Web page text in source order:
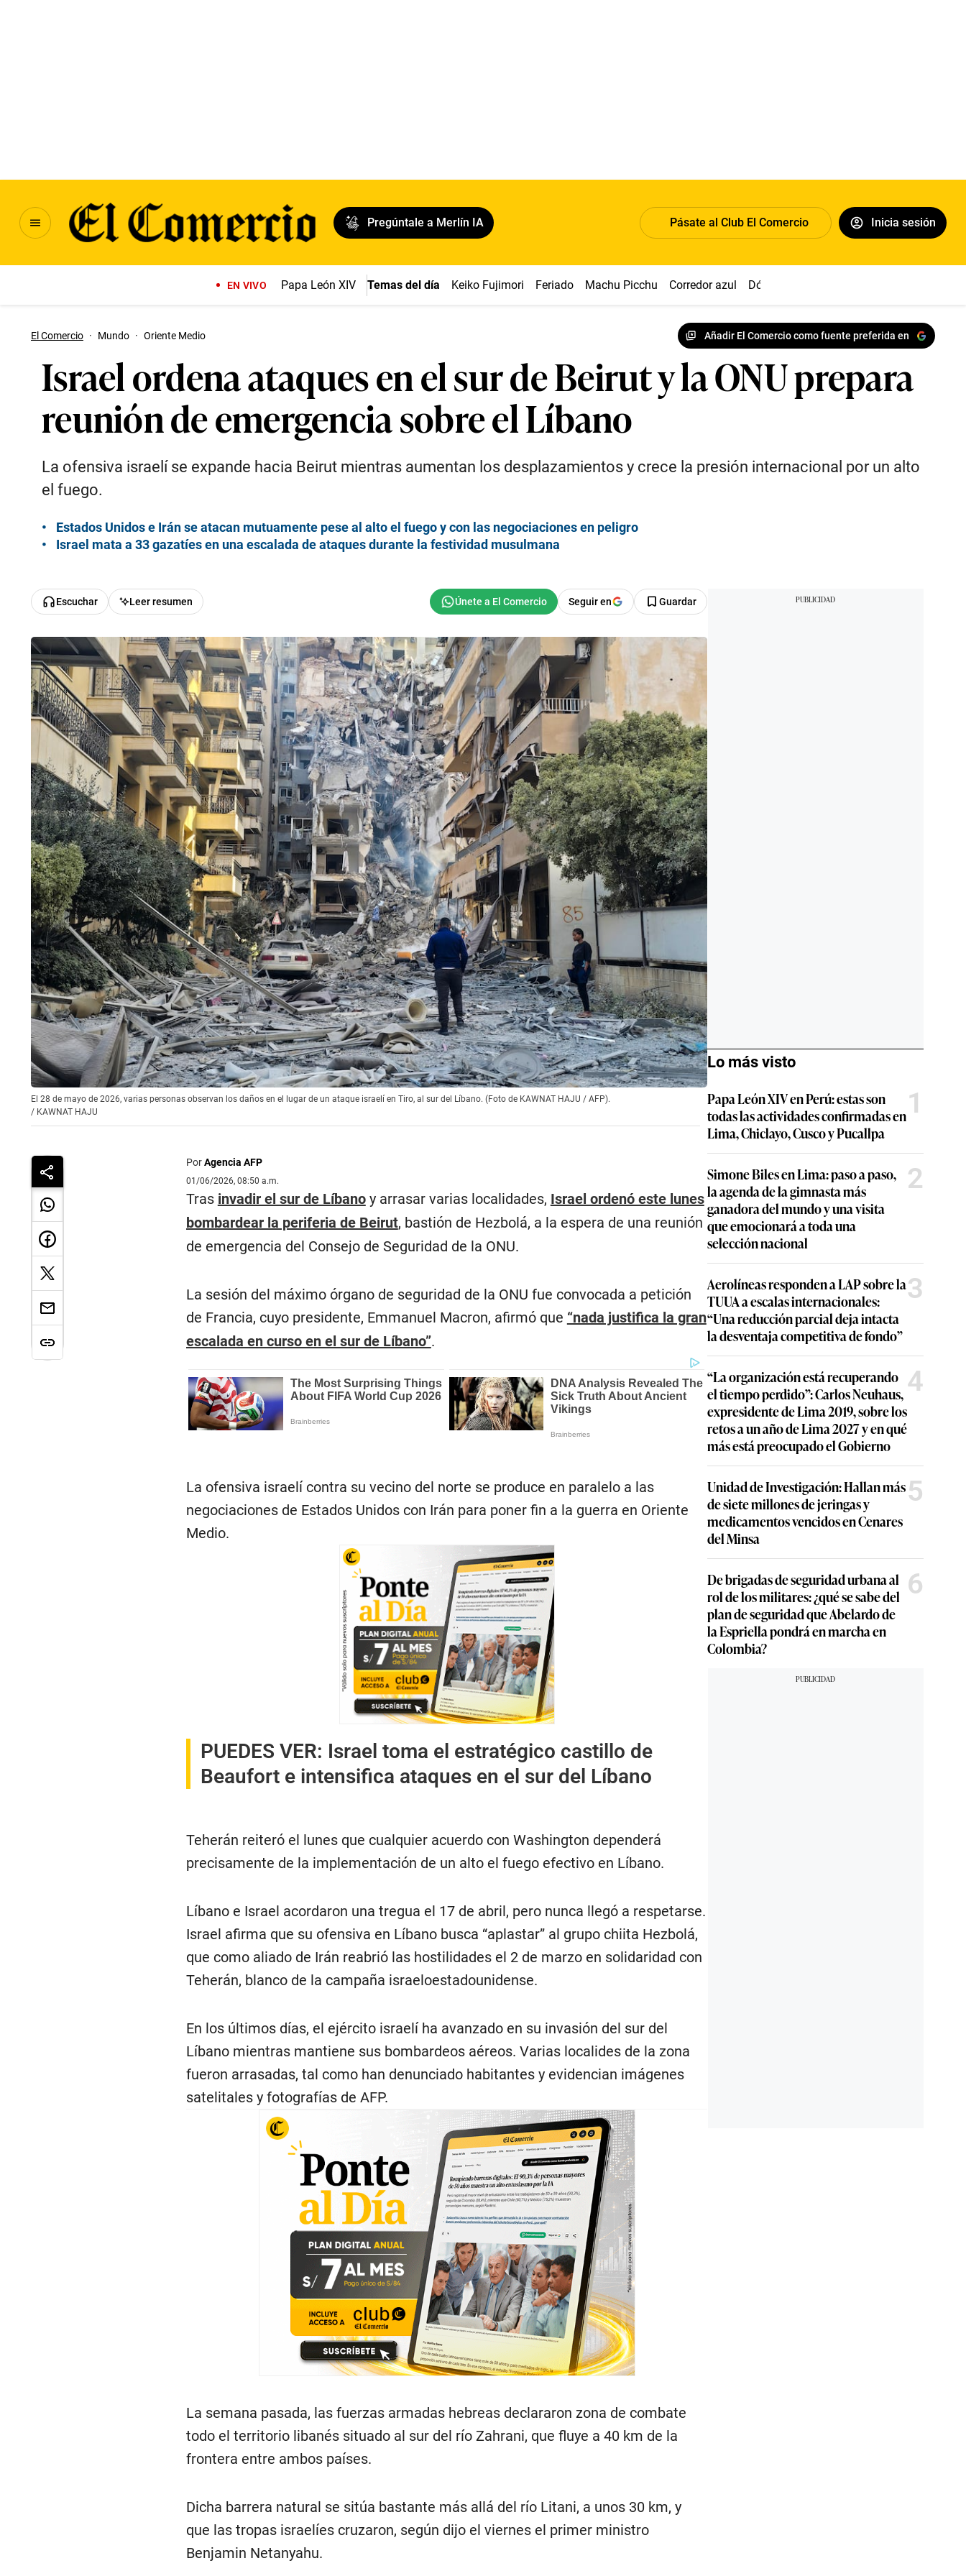
Pregúntale a Merlín IA Pásate al Club El Comercio Inicia sesión
EN VIVO Papa León XIV Temas del día Keiko Fujimori Feriado Machu Picchu Corredor azul Dólar
El Comercio · Mundo · Oriente Medio Añadir El Comercio como fuente preferida en
Israel ordena ataques en el sur de Beirut y la ONU prepara
reunión de emergencia sobre el Líbano
La ofensiva israelí se expande hacia Beirut mientras aumentan los desplazamientos y crece la presión internacional por un alto
el fuego.
Estados Unidos e Irán se atacan mutuamente pese al alto el fuego y con las negociaciones en peligro
Israel mata a 33 gazatíes en una escalada de ataques durante la festividad musulmana
Escuchar Leer resumen Seguir en Guardar
El 28 de mayo de 2026, varias personas observan los daños en el lugar de un ataque israelí en Tiro, al sur del Líbano. (Foto de KAWNAT HAJU / AFP).
/ KAWNAT HAJU
PorAgencia AFP
01/06/2026, 08:50 a.m.
Tras invadir el sur de Líbanoy arrasar varias localidades, Israel ordenó este lunes
bombardear la periferia de Beirut, bastión de Hezbolá, a la espera de una reunión
de emergencia del Consejo de Seguridad de la ONU.
La sesión del máximo órgano de seguridad de la ONU fue convocada a petición
de Francia, cuyo presidente, Emmanuel Macron, afirmó que “nada justifica la gran
escalada en curso en el sur de Líbano”.
La ofensiva israelí contra su vecino del norte se produce en paralelo a las
negociaciones de Estados Unidos con Irán para poner fin a la guerra en Oriente
Medio.
PUEDES VER: Israel toma el estratégico castillo de
Beaufort e intensifica ataques en el sur del Líbano
Teherán reiteró el lunes que cualquier acuerdo con Washington dependerá
precisamente de la implementación de un alto el fuego efectivo en Líbano.
Líbano e Israel acordaron una tregua el 17 de abril, pero nunca llegó a respetarse.
Israel afirma que su ofensiva en Líbano busca “aplastar” al grupo chiita Hezbolá,
que como aliado de Irán reabrió las hostilidades el 2 de marzo en solidaridad con
Teherán, blanco de la campaña israeloestadounidense.
En los últimos días, el ejército israelí ha avanzado en su invasión del sur del
Líbano mientras mantiene sus bombardeos aéreos. Varias localides de la zona
fueron arrasadas, tal como han denunciado habitantes y evidencian imágenes
satelitales y fotografías de AFP.
La semana pasada, las fuerzas armadas hebreas declararon zona de combate
todo el territorio libanés situado al sur del río Zahrani, que fluye a 40 km de la
frontera entre ambos países.
Dicha barrera natural se sitúa bastante más allá del río Litani, a unos 30 km, y
que las tropas israelíes cruzaron, según dijo el viernes el primer ministro
Benjamin Netanyahu.
Lo más visto
Papa León XIV en Perú: estas son
todas las actividades confirmadas en
Lima, Chiclayo, Cusco y Pucallpa
1
Simone Biles en Lima: paso a paso,
la agenda de la gimnasta más
ganadora del mundo y una visita
que emocionará a toda una
selección nacional
2
Aerolíneas responden a LAP sobre la
TUUA a escalas internacionales:
“Una reducción parcial deja intacta
la desventaja competitiva de fondo”
3
“La organización está recuperando
el tiempo perdido”: Carlos Neuhaus,
expresidente de Lima 2019, sobre los
retos a un año de Lima 2027 y en qué
más está preocupado el Gobierno
4
Unidad de Investigación: Hallan más
de siete millones de jeringas y
medicamentos vencidos en Cenares
del Minsa
5
De brigadas de seguridad urbana al
rol de los militares: ¿qué se sabe del
plan de seguridad que Abelardo de
la Espriella pondrá en marcha en
Colombia?
6